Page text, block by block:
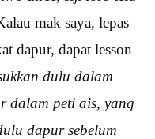
mak saya, lepas
dapur, dapat lesson
dulu dalam
dalam peti ais, yang
dapur sebelum